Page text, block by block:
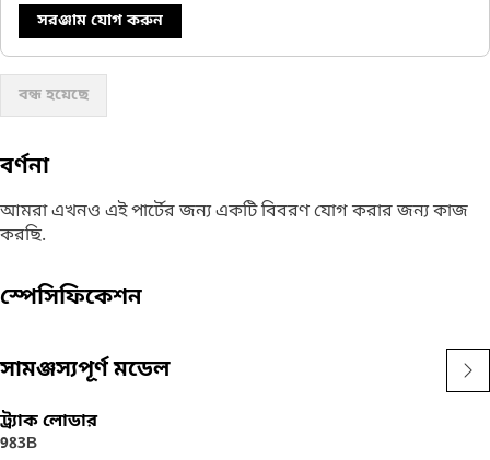
সরঞ্জাম যোগ করুন
বন্ধ হয়েছে
বর্ণনা
আমরা এখনও এই পার্টের জন্য একটি বিবরণ যোগ করার জন্য কাজ
করছি.
স্পেসিফিকেশন
সামঞ্জস্যপূর্ণ মডেল
ট্র্যাক লোডার
983B